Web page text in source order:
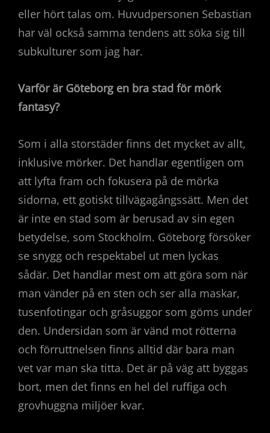
eller hört talas om. Huvudpersonen Sebastian
har väl också samma tendens att söka sig till
subkulturer som jag har.
Varför är Göteborg en bra stad för mörk
fantasy?
Som i alla storstäder finns det mycket av allt,
inklusive mörker. Det handlar egentligen om
att lyfta fram och fokusera på de mörka
sidorna, ett gotiskt tillvägagångssätt. Men det
är inte en stad som är berusad av sin egen
betydelse, som Stockholm. Göteborg försöker
se snygg och respektabel ut men lyckas
sådär. Det handlar mest om att göra som när
man vänder på en sten och ser alla maskar,
tusenfotingar och gråsuggor som göms under
den. Undersidan som är vänd mot rötterna
och förruttnelsen finns alltid där bara man
vet var man ska titta. Det är på väg att byggas
bort, men det finns en hel del ruffiga och
grovhuggna miljöer kvar.